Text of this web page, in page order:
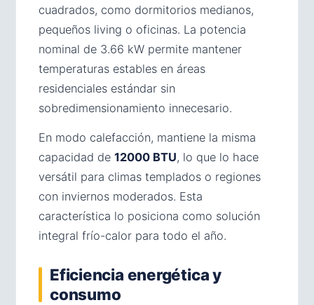
cuadrados, como dormitorios medianos,
pequeños living o oficinas. La potencia
nominal de 3.66 kW permite mantener
temperaturas estables en áreas
residenciales estándar sin
sobredimensionamiento innecesario.
En modo calefacción, mantiene la misma
capacidad de 12000 BTU, lo que lo hace
versátil para climas templados o regiones
con inviernos moderados. Esta
característica lo posiciona como solución
integral frío-calor para todo el año.
Eficiencia energética y
consumo